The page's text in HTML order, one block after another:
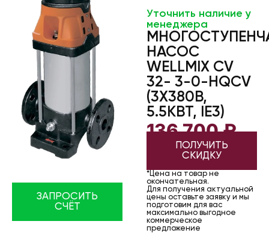
ЗАПРОСИТЬ
СЧЁТ
Уточнить наличие у
менеджера
НАСОС
WELLMIX CV
32- 3-0-HQCV
(3Х380В,
5.5КВТ, IE3)
136 700₽
ПОЛУЧИТЬ
СКИДКУ
*Цена на товар не
окончательная.
Для получения актуальной
цены оставьте заявку и мы
подготовим для вас
максимально выгодное
коммерческое
предложение